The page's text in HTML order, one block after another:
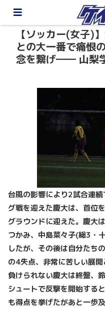
【ソッカー(女子)
との大一番で痛恨
念を繋げ―― 山梨
台風の影響により2試合連
グ戦を迎えた慶大は、首位
グラウンドに迎えた。慶大
つかみ、中島菜々子(総3 ・
したが、その後は自分たち
の4失点、非常に苦しい展
負けられない慶大は終盤、
シュートで反撃を開始する
も得点を挙げたがあと一歩